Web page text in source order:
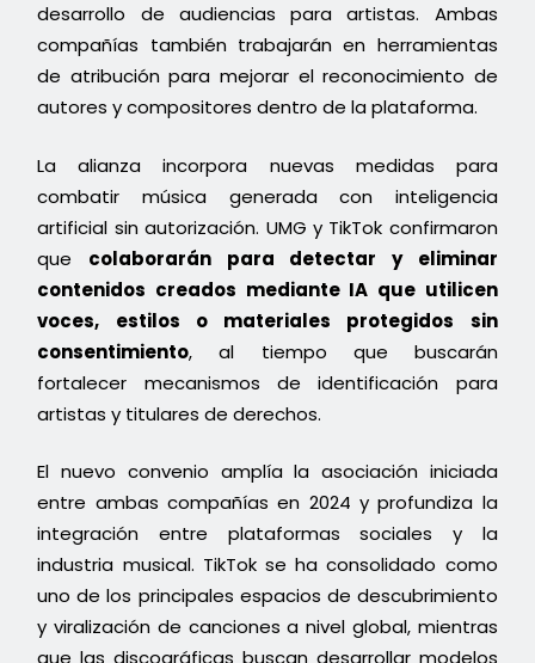
desarrollo de audiencias para artistas. Ambas
compañías también trabajarán en herramientas
de atribución para mejorar el reconocimiento de
autores y compositores dentro de la plataforma.
La alianza incorpora nuevas medidas para
combatir música generada con inteligencia
artificial sin autorización. UMG y TikTok confirmaron
que colaborarán para detectar y eliminar
contenidos creados mediante IA que utilicen
voces, estilos o materiales protegidos sin
consentimiento, al tiempo que buscarán
fortalecer mecanismos de identificación para
artistas y titulares de derechos.
El nuevo convenio amplía la asociación iniciada
entre ambas compañías en 2024 y profundiza la
integración entre plataformas sociales y la
industria musical. TikTok se ha consolidado como
uno de los principales espacios de descubrimiento
y viralización de canciones a nivel global, mientras